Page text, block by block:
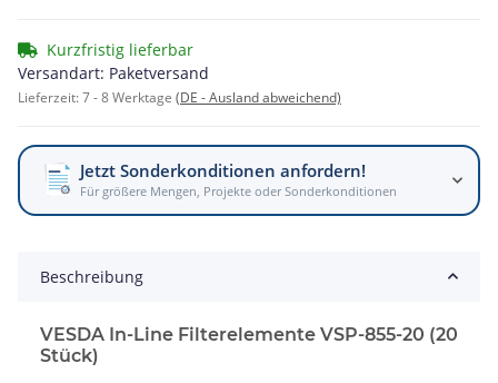
Kurzfristig lieferbar
Versandart: Paketversand
Lieferzeit:7 - 8 Werktage (DE - Ausland abweichend)
Jetzt Sonderkonditionen anfordern!
Für größere Mengen, Projekte oder Sonderkonditionen
Beschreibung
VESDA In-Line Filterelemente VSP-855-20 (20
Stück)